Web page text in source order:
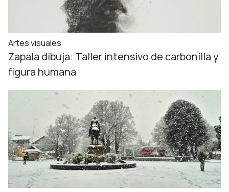
Artes visuales
Zapala dibuja: Taller intensivo de carbonilla y
figura humana